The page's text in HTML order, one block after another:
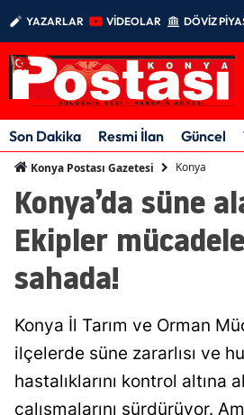
YAZARLAR VİDEOLAR DÖVİZ
Son Dakika Resmi İlan Güncel
Konya Postası Gazetesi Konya
Konya’da süne
Ekipler
sahada!
Konya İl Tarım ve Orman
ilçelerde süne zararlısı ve
hastalıklarını kontrol altına
çalışmalarını sürdürüyor.